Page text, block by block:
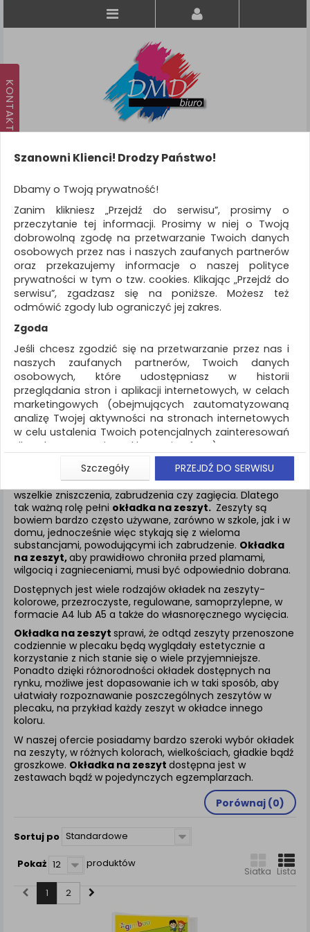
KATEGORIE
WSZYSTKIE KATEGORIE
FILTRY
Więcej
REKLAMA
AKTUALNOŚCI
Artykuły szkolne Okładka na Zeszyt
ZNALEZIONYCH PRODUKTÓW: 18
OKŁADKA NA ZESZYT
Zeszyty to akcesoria szkolne najbardziej narażone na
wszelkie zniszczenia, zabrudzenia czy zagięcia. Dlatego
tak ważną rolę pełni okładka na zeszyt. Zeszyty są
bowiem bardzo często używane, zarówno w szkole, jak i w
domu, jednocześnie więc stykają się z wieloma
substancjami, powodującymi ich zabrudzenie. Okładka
na zeszyt,aby prawidłowo chroniła przed plamami,
wilgocią i zagnieceniami, musi być odpowiednio dobrana.
Dostępnych jest wiele rodzajów okładek na zeszyty-
kolorowe, przezroczyste, regulowane, samoprzylepne, w
formacie A4 lub A5 a także do własnoręcznego wycięcia.
Okładka na zeszyt sprawi, że odtąd zeszyty przenoszone
codziennie w plecaku będą wyglądały estetycznie a
korzystanie z nich stanie się o wiele przyjemniejsze.
Ponadto dzięki różnorodności okładek dostępnych na
rynku, możliwe jest dopasowanie ich w taki sposób, aby
ułatwiały rozpoznawanie poszczególnych zeszytów w
plecaku, na przykład każdy zeszyt w okładce innego
koloru.
W naszej ofercie posiadamy bardzo szeroki wybór okładek
na zeszyty, w różnych kolorach, wielkościach, gładkie bądź
groszkowe. Okładka na zeszyt dostępna jest w
zestawach bądź w pojedynczych egzemplarzach.
Porównaj (0)
Sortuj po Standardowe
Pokaż 12 produktów
Siatka Lista
1 2
Szanowni Klienci! Drodzy Państwo!
Dbamy o Twoją prywatność!
Zanim klikniesz „Przejdź do serwisu”, prosimy o
przeczytanie tej informacji. Prosimy w niej o Twoją
dobrowolną zgodę na przetwarzanie Twoich danych
osobowych przez nas i naszych zaufanych partnerów
oraz przekazujemy informacje o naszej polityce
prywatności w tym o tzw. cookies. Klikając „Przejdź do
serwisu”, zgadzasz się na poniższe. Możesz też
odmówić zgody lub ograniczyć jej zakres.
Zgoda
Jeśli chcesz zgodzić się na przetwarzanie przez nas i
naszych zaufanych partnerów, Twoich danych
osobowych, które udostępniasz w historii
przeglądania stron i aplikacji internetowych, w celach
marketingowych (obejmujących zautomatyzowaną
analizę Twojej aktywności na stronach internetowych
w celu ustalenia Twoich potencjalnych zainteresowań
dla dostosowania reklamy i oferty), w tym na
umieszczanie tzw. cookies na Twoich urządzeniach i
ich odczytywanie, kliknij przycisk „Przejdź do serwisu”.
Jeśli nie chcesz wyrazić zgody lub ograniczyć jej
zakres, kliknij „Szczegóły”, gdzie znajdziesz wszelkie
informacje o tym jak to zrobić . Te same informacje
znajdziesz także na podstronie z naszą polityką
prywatności obowiązującą od 25 maja 2018.
W przypadku użytkowników zalogowanych, aby
umożliwić prawidłową realizację Umowy z Państwem i
związane z tym prawidłowe działanie naszej strony
www, a w szczególności np. wysłanie potwierdzenia
zamówienia na Państwa email lub wyświetlenie
Państwu prawidłowych informacji o promocjach czy
cenach indywidualnych, ważna jest Państwa
wcześniejsza zgoda której udzieliliście podczas
zakładania konta.
Każda Państwa zgoda jest dobrowolna i można ją w
dowolnym momencie wycofać.
Polityka prywatności (rozwiń)
Klauzula Informacyjna (rozwiń)
Lista Zaufanych Partnerów (rozwiń)
Szczegóły PRZEJDŹ DO SERWISU